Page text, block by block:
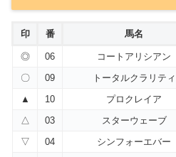
印 番 馬名
◎ 06 コートアリシアン
〇
09 トータルクラリティ
▲
10 プロクレイア
△
03 スターウェーブ
▽
04 シンフォーエバー